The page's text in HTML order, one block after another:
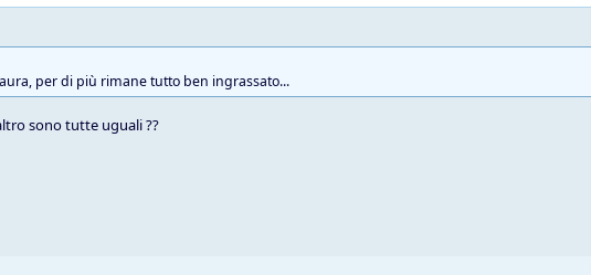
per di più rimane tutto ben ingrassato...
sono tutte uguali ??